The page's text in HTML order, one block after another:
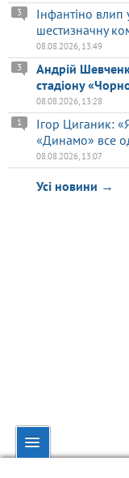
Інфантіно
шестизначну
3
08.08.2026, 13:49
Андрій
стадіону
3
08.08.2026, 13:28
Ігор Циганик:
«Динамо» все
1
08.08.2026, 13:07
Усі новини →